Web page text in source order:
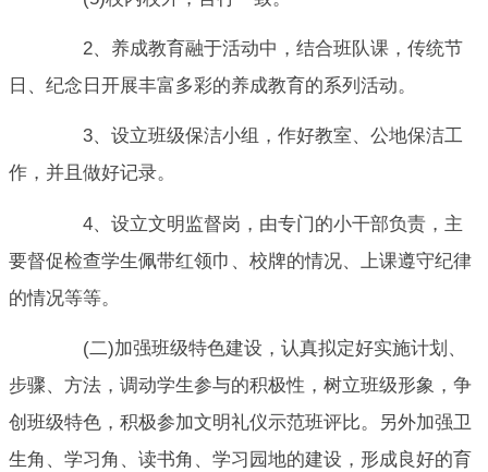
2、养成教育融于活动中，结合班队课，传统节
日、纪念日开展丰富多彩的养成教育的系列活动。
3、设立班级保洁小组，作好教室、公地保洁工
作，并且做好记录。
4、设立文明监督岗，由专门的小干部负责，主
要督促检查学生佩带红领巾、校牌的情况、上课遵守纪律
的情况等等。
(二)加强班级特色建设，认真拟定好实施计划、
步骤、方法，调动学生参与的积极性，树立班级形象，争
创班级特色，积极参加文明礼仪示范班评比。另外加强卫
生角、学习角、读书角、学习园地的建设，形成良好的育